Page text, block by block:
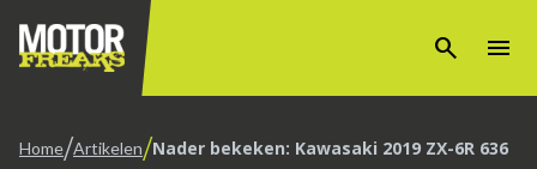
search menu
Home/Artikelen/Nader bekeken: Kawasaki 2019 ZX-6R 636